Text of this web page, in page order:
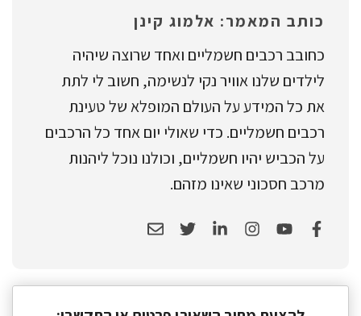
כותב המאמר: אלמוג קינן
כחובב רכבים חשמליים ואחד שרוצה שיהיה
לילדים שלנו אוויר נקי לנשימה, חשוב לי לתת
את כל המידע על העולם המופלא של טעינת
רכבים חשמליים. כדי שאולי יום אחד כל הרכבים
על הכביש יהיו חשמליים, וכולנו נוכל ליהנות
מרכב חסכוני שאינו מזהם.